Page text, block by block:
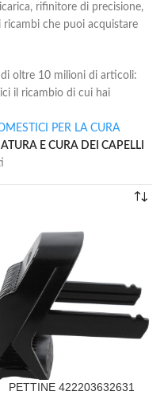
rifinitore di precisione,
ricambi che puoi acquistare
oltre 10 milioni di articoli:
il ricambio di cui hai
PER LA CURA
E CURA DEI CAPELLI
PETTINE 422203632631